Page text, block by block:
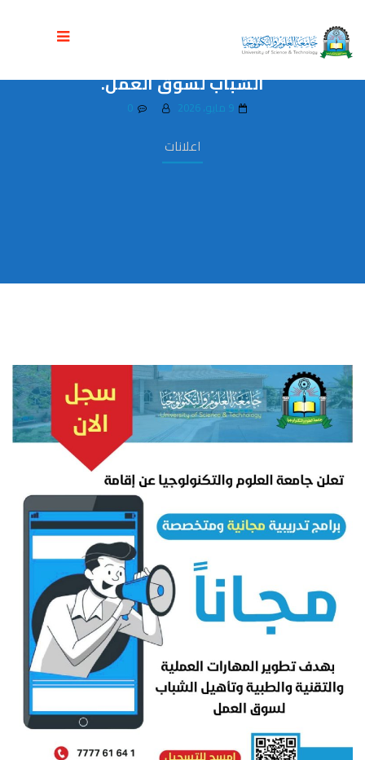
اعلانات
جامعة العلوم والتكنولوجيا تطلق حزمة
برامج تدريبية مجانية ومتخصصة لتأهيل
الشباب لسوق العمل.
0